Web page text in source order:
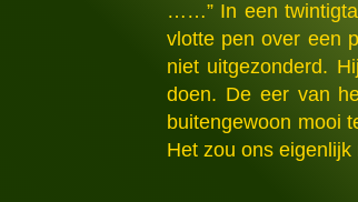
……” In een
vlotte pen over een
niet uitgezonderd.
doen. De eer van
buitengewoon mooi
Het zou ons